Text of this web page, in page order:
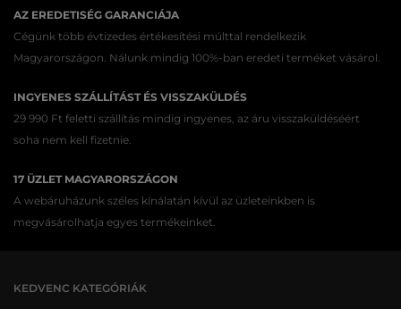
AZ EREDETISÉG GARANCIÁJA
Cégünk több évtizedes értékesítési múlttal rendelkezik
Magyarországon. Nálunk mindig 100%-ban eredeti terméket vásárol.
INGYENES SZÁLLÍTÁST ÉS VISSZAKÜLDÉS
29 990 Ft feletti szállítás mindig ingyenes, az áru visszaküldéséért
soha nem kell fizetnie.
17 ÜZLET MAGYARORSZÁGON
A webáruházunk széles kínálatán kívül az üzleteinkben is
megvásárolhatja egyes termékeinket.
KEDVENC KATEGÓRIÁK